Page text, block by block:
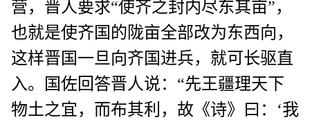
营，晋人要求“使齐之封内尽东其亩”，
也就是使齐国的陇亩全部改为东西向，
这样晋国一旦向齐国进兵，就可长驱直
入。国佐回答晋人说：“先王疆理天下
物土之宜，而布其利，故《诗》曰：‘我